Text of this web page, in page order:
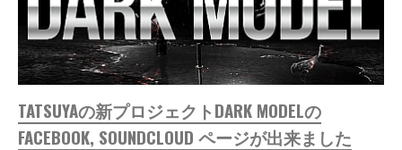
TATSUYAの新プロジェクトDARK MODELの
FACEBOOK, SOUNDCLOUD ページが出来ました